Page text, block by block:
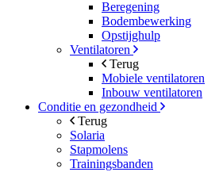
Beregening
Bodembewerking
Opstijghulp
Ventilatoren
Terug
Mobiele ventilatoren
Inbouw ventilatoren
Conditie en gezondheid
Terug
Solaria
Stapmolens
Trainingsbanden